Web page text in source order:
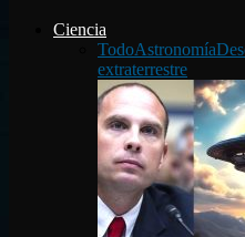
Ciencia
TodoAstronomía
extraterrestre